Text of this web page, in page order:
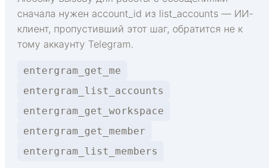
сначала нужен account_id из list_accounts — ИИ-
клиент, пропустивший этот шаг, обратится не к
тому аккаунту Telegram.
entergram_get_me
entergram_list_accounts
entergram_get_workspace
entergram_get_member
entergram_list_members